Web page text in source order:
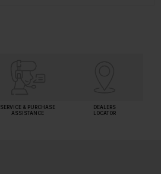
SERVICE & PURCHASE
ASSISTANCE
DEALERS
LOCATOR